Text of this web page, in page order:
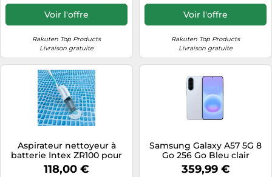
Voir l'offre
Rakuten Top Products
Livraison gratuite
Voir l'offre
Rakuten Top Products
Livraison gratuite
Aspirateur nettoyeur à
batterie Intex ZR100 pour
piscine et spa
118,00 €
Samsung Galaxy A57 5G 8
Go 256 Go Bleu clair
359,99 €